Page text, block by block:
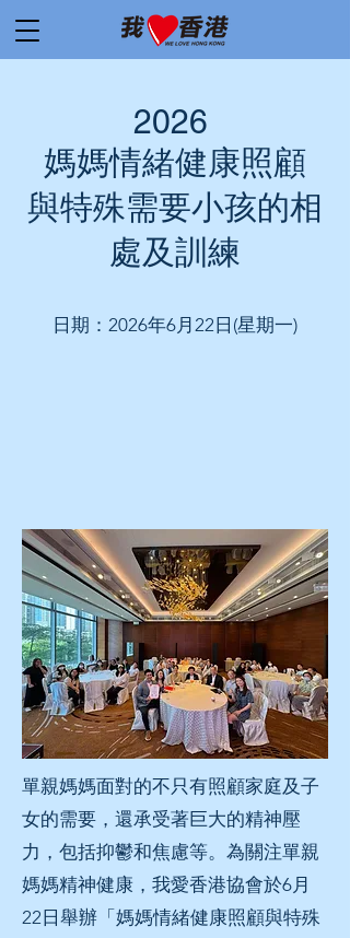
2026
媽媽情緒健康照顧
與特殊需要小孩的相
處及訓練
日期：2026年6月22日(星期一)
單親媽媽面對的不只有照顧家庭及子
女的需要，還承受著巨大的精神壓
力，包括抑鬱和焦慮等。 為關注單親
媽媽精神健康，我愛香港協會於6月
22日舉辦「 媽媽情緒健康照顧與特殊